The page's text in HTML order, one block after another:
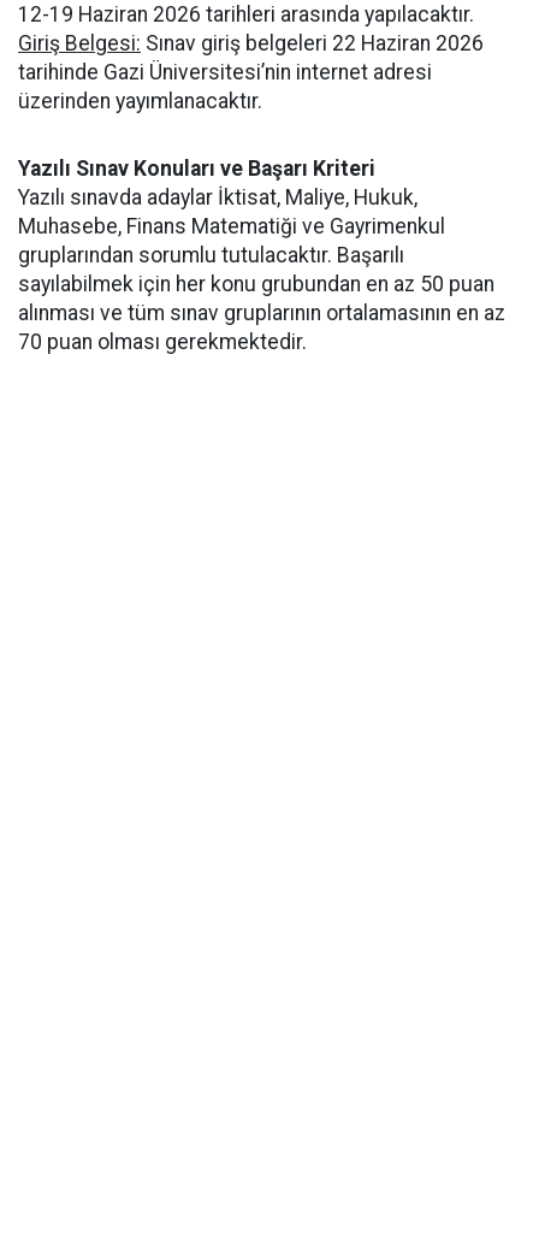
12-19 Haziran 2026 tarihleri arasında yapılacaktır.
Giriş Belgesi: Sınav giriş belgeleri 22 Haziran 2026
tarihinde Gazi Üniversitesi’nin internet adresi
üzerinden yayımlanacaktır.
Yazılı Sınav Konuları ve Başarı Kriteri
Yazılı sınavda adaylar İktisat, Maliye, Hukuk,
Muhasebe, Finans Matematiği ve Gayrimenkul
gruplarından sorumlu tutulacaktır. Başarılı
sayılabilmek için her konu grubundan en az 50 puan
alınması ve tüm sınav gruplarının ortalamasının en az
70 puan olması gerekmektedir.